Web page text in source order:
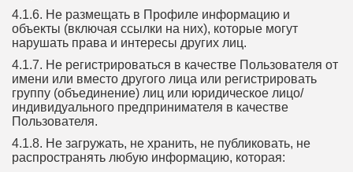
4.1.6. Не размещать в Профиле информацию и
объекты (включая ссылки на них), которые могут
нарушать права и интересы других лиц.
4.1.7. Не регистрироваться в качестве Пользователя от
имени или вместо другого лица или регистрировать
группу (объединение) лиц или юридическое лицо/
индивидуального предпринимателя в качестве
Пользователя.
4.1.8. Не загружать, не хранить, не публиковать, не
распространять любую информацию, которая: